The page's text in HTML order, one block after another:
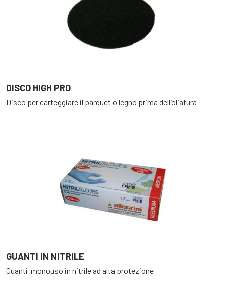
DISCO HIGH PRO
Disco per carteggiare il parquet o legno prima dell’oliatura
GUANTI IN NITRILE
Guanti monouso in nitrile ad alta protezione